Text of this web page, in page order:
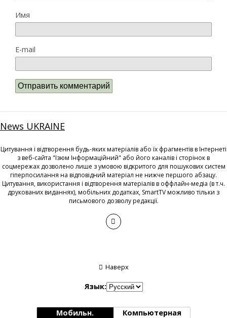
Имя
E-mail
News UKRAINE
Цитування і відтворення будь-яких матеріалів або їх фрагментів в Інтернеті
з веб-сайта "Ізюм Інформаційний" або його каналів і сторінок в
соцмережах дозволено лише з умовою відкритого для пошукових систем
гіперпосилання на відповідний матеріал не нижче першого абзацу.
Цитування, використання і відтворення матеріалів в оффлайн-медіа (в т.ч.
друкованих виданнях), мобільних додатках, SmartTV можливо тільки з
письмового дозволу редакції.
Наверх
Язык:
Мобильн. Компьютерная